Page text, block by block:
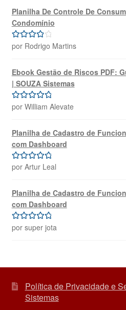
Planilha De Controle De
Condomínio
Avaliação
por Rodrigo Martins
Ebook Gestão de Riscos PDF:
| SOUZA Sistemas
Avaliação5
por William Alevate
Planilha de Cadastro de
com Dashboard
Avaliação 5
por Artur Leal
Planilha de Cadastro de
com Dashboard
Avaliação5
por super jota
Política de Privacidade e
Sistemas